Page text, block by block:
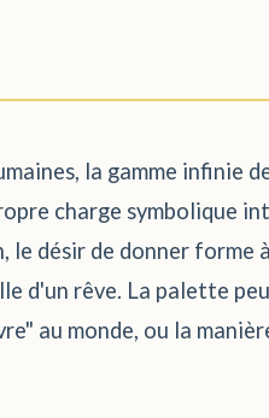
la gamme infinie
charge symbolique
le désir de donner forme à
d'un rêve. La palette
au monde, ou la